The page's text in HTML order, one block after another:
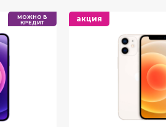
МОЖНО В
КРЕДИТ
акция